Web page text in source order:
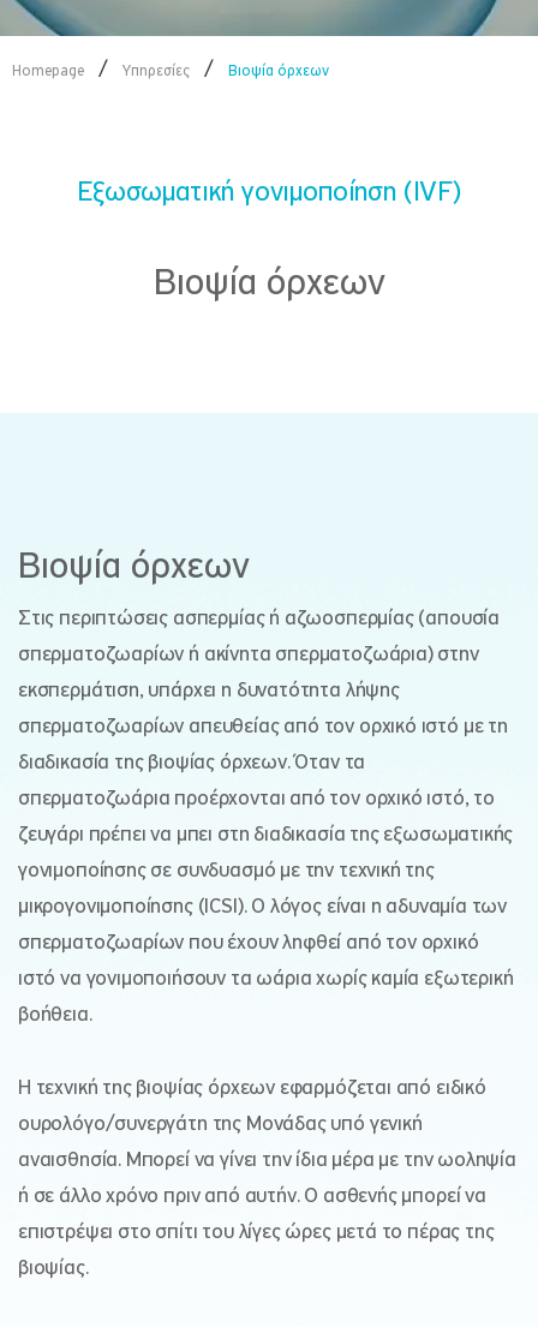
Homepage / Υπηρεσίες / Βιοψία όρχεων
Εξωσωματική γονιμοποίηση (IVF)
Βιοψία όρχεων
Βιοψία όρχεων
Στις περιπτώσεις ασπερμίας ή αζωοσπερμίας (απουσία
σπερματοζωαρίων ή ακίνητα σπερματοζωάρια) στην
εκσπερμάτιση, υπάρχει η δυνατότητα λήψης
σπερματοζωαρίων απευθείας από τον ορχικό ιστό με τη
διαδικασία της βιοψίας όρχεων. Όταν τα
σπερματοζωάρια προέρχονται από τον ορχικό ιστό, το
ζευγάρι πρέπει να μπει στη διαδικασία της εξωσωματικής
γονιμοποίησης σε συνδυασμό με την τεχνική της
μικρογονιμοποίησης (ICSI). Ο λόγος είναι η αδυναμία των
σπερματοζωαρίων που έχουν ληφθεί από τον ορχικό
ιστό να γονιμοποιήσουν τα ωάρια χωρίς καμία εξωτερική
βοήθεια.
Η τεχνική της βιοψίας όρχεων εφαρμόζεται από ειδικό
ουρολόγο/συνεργάτη της Μονάδας υπό γενική
αναισθησία. Μπορεί να γίνει την ίδια μέρα με την ωοληψία
ή σε άλλο χρόνο πριν από αυτήν. Ο ασθενής μπορεί να
επιστρέψει στο σπίτι του λίγες ώρες μετά το πέρας της
βιοψίας.